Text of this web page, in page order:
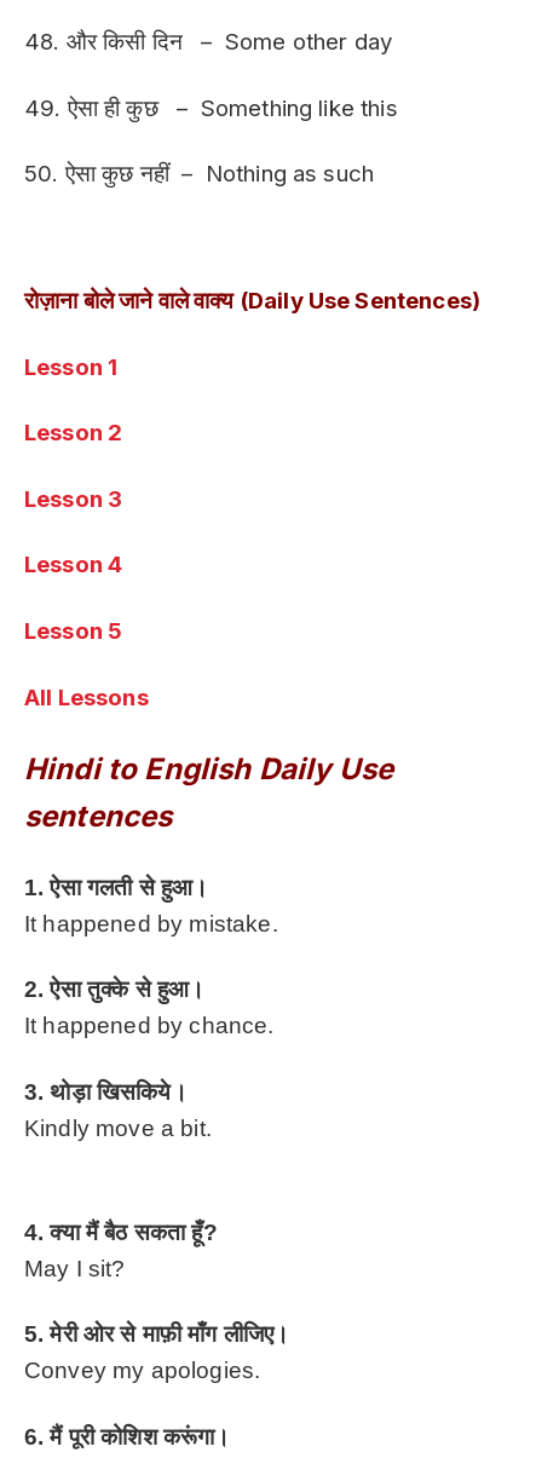
48. और किसी दिन – Some other day
49. ऐसा ही कुछ – Something like this
50. ऐसा कुछ नहीं – Nothing as such
रोज़ाना बोले जाने वाले वाक्य (Daily Use Sentences)
Lesson 1
Lesson 2
Lesson 3
Lesson 4
Lesson 5
All Lessons
Hindi to English Daily Use
sentences
1. ऐसा गलती से हुआ।
It happened by mistake.
2. ऐसा तुक्के से हुआ।
It happened by chance.
3. थोड़ा खिसकिये।
Kindly move a bit.
4. क्या मैं बैठ सकता हूँ?
May I sit?
5. मेरी ओर से माफ़ी माँग लीजिए।
Convey my apologies.
6. मैं पूरी कोशिश करूंगा।